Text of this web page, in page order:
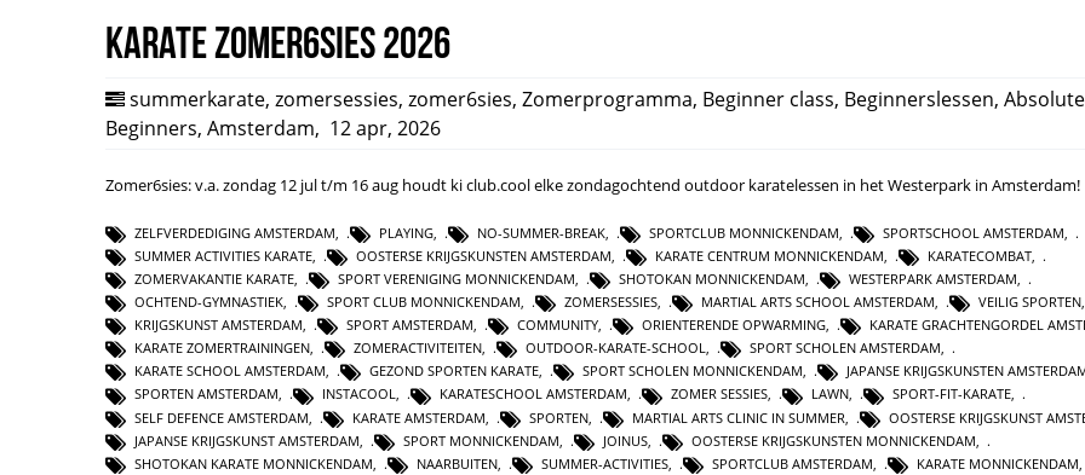
Karate Zomer6sies 2026
summerkarate, zomersessies, zomer6sies, Zomerprogramma, Beginner class, Beginnerslessen, Absolute
Beginners, Amsterdam, 12 apr, 2026
Zomer6sies: v.a. zondag 12 jul t/m 16 aug houdt ki club.cool elke zondagochtend outdoor karatelessen in het Westerpark in Amsterdam!
ZELFVERDEDIGING AMSTERDAM, PLAYING, NO-SUMMER-BREAK, SPORTCLUB MONNICKENDAM, SPORTSCHOOL AMSTERDAM,
SUMMER ACTIVITIES KARATE, OOSTERSE KRIJGSKUNSTEN AMSTERDAM, KARATE CENTRUM MONNICKENDAM, KARATECOMBAT,
ZOMERVAKANTIE KARATE, SPORT VERENIGING MONNICKENDAM, SHOTOKAN MONNICKENDAM, WESTERPARK AMSTERDAM,
OCHTEND-GYMNASTIEK, SPORT CLUB MONNICKENDAM, ZOMERSESSIES, MARTIAL ARTS SCHOOL AMSTERDAM, VEILIG SPORTEN,
KRIJGSKUNST AMSTERDAM, SPORT AMSTERDAM, COMMUNITY, ORIENTERENDE OPWARMING, KARATE GRACHTENGORDEL
KARATE ZOMERTRAININGEN, ZOMERACTIVITEITEN, OUTDOOR-KARATE-SCHOOL, SPORT SCHOLEN AMSTERDAM,
KARATE SCHOOL AMSTERDAM, GEZOND SPORTEN KARATE, SPORT SCHOLEN MONNICKENDAM, JAPANSE KRIJGSKUNSTEN
SPORTEN AMSTERDAM, INSTACOOL, KARATESCHOOL AMSTERDAM, ZOMER SESSIES, LAWN, SPORT-FIT-KARATE,
SELF DEFENCE AMSTERDAM
KARATE AMSTERDAM SPORTEN MARTIAL ARTS CLINIC IN SUMMER OOSTERSE KRIJGSKUNST
JAPANSE KRIJGSKUNST AMSTERDAM
SPORT MONNICKENDAM JOINUS OOSTERSE KRIJGSKUNSTEN MONNICKENDAM
SHOTOKAN KARATE MONNICKENDAM
NAARBUITEN SUMMER-ACTIVITIES SPORTCLUB AMSTERDAM KARATE MONNICKENDAM